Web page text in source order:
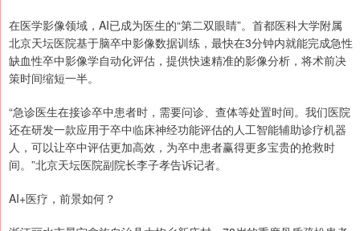
在医学影像领域，AI已成为医生的“第二双眼睛”。首都医科大学附属
北京天坛医院基于脑卒中影像数据训练，最快在3分钟内就能完成急性
缺血性卒中影像学自动化评估，提供快速精准的影像分析，将术前决
策时间缩短一半。
“急诊医生在接诊卒中患者时，需要问诊、查体等处置时间。我们医院
还在研发一款应用于卒中临床神经功能评估的人工智能辅助诊疗机器
人，可以让卒中评估更加高效，为卒中患者赢得更多宝贵的抢救时
间。”北京天坛医院副院长李子孝告诉记者。
AI+医疗，前景如何？